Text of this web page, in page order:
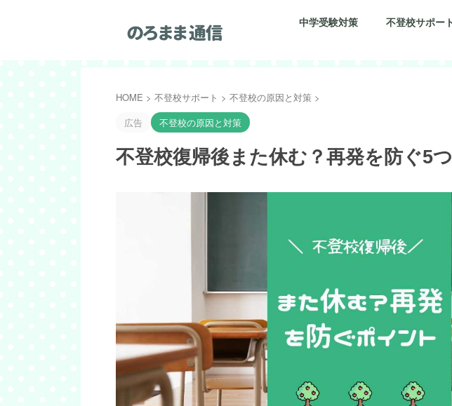
中学受験対策 不登校サポー
HOME > 不登校サポート > 不登校の原因と対策 >
広告
不登校の原因と対策
不登校復帰後また休む？再発を防ぐ5